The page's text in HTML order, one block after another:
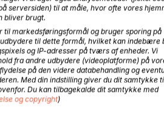
den først er skrevet ned, kan den
og lære af den.
råd til dig er derfor: Skynd dig at
hvis historie, du gerne vil
praktiske handleanvisninger til,
opgave at komme i gang med. Du
i 9 trin, du kan følge.
få forslag til, hvordan du kan
serversiden) til at måle, hvor ofte vores
bliver brugt.
til markedsføringsformål og bruger sporing på
til dette formål, hvilket kan indebære
og IP-adresser på tværs af enheder. Vi
fra andre udbydere (videoplatforme) på
på den videre databehandling og
Med din indstilling giver du dit samtykke
Du kan tilbagekalde dit samtykke med
og copyright)